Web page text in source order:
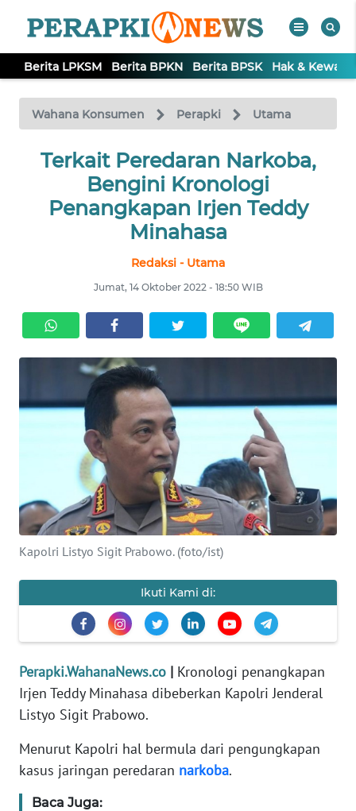
Berita LPKSM Berita BPKN Berita BPSK Hak &
Wahana Konsumen Perapki Utama
Terkait Peredaran Narkoba,
Bengini Kronologi
Penangkapan Irjen Teddy
Minahasa
Redaksi - Utama
Jumat, 14 Oktober 2022 - 18:50 WIB
Kapolri Listyo Sigit Prabowo. (foto/ist)
Ikuti Kami di:
Perapki.WahanaNews.co | Kronologi penangkapan
Irjen Teddy Minahasa dibeberkan Kapolri Jenderal
Listyo Sigit Prabowo.
Menurut Kapolri hal bermula dari pengungkapan
kasus jaringan peredaran narkoba.
Baca Juga:
TV
Tutup
BERITA
BERITA
KEWAJIBAN
KONSUMEN
NET
FORWAMKI
PERAPKI
WALINKI
INDEKS